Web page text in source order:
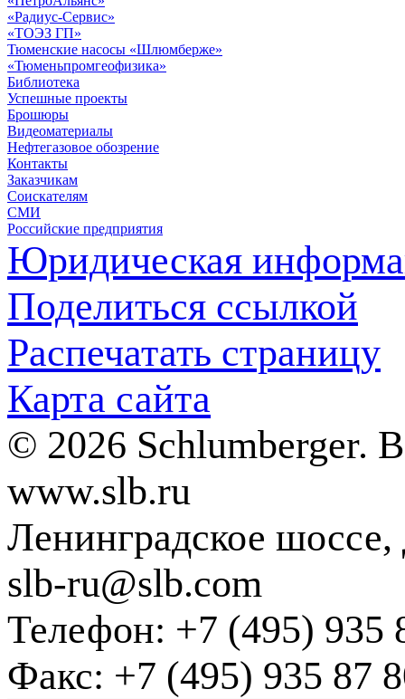
«Радиус-Сервис»
«ТОЭЗ ГП»
Тюменские насосы «Шлюмберже»
«Тюменьпромгеофизика»
Библиотека
Успешные проекты
Брошюры
Видеоматериалы
Нефтегазовое обозрение
Контакты
Заказчикам
Соискателям
СМИ
Российские предприятия
Юридическая
Поделиться ссылкой
Распечатать страницу
Карта сайта
© 2026 Schlumberger.
www.slb.ru
Ленинградское
slb-ru@slb.com
Телефон: +7 (495) 935
Факс: +7 (495) 935 87